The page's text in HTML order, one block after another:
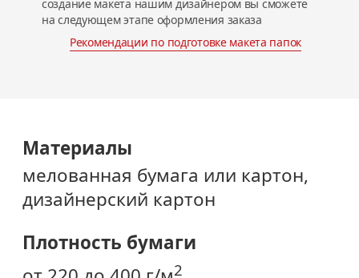
создание макета нашим дизайнером вы сможете
на следующем этапе оформления заказа
Рекомендации по подготовкемакета папок
Материалы
мелованная бумага или картон,
дизайнерский картон
Плотность бумаги
2